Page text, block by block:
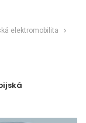
elektromobilita